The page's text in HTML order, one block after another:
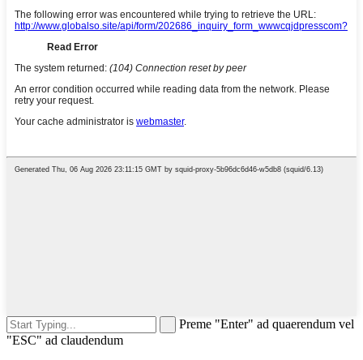
Preme "Enter" ad quaerendum vel
"ESC" ad claudendum